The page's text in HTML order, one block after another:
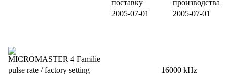
поставку
производства
2005-07-01
2005-07-01
MICROMASTER 4 Familie
pulse rate / factory setting
16000 kHz